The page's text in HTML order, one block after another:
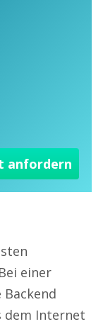
anfordern
einer
dem Internet